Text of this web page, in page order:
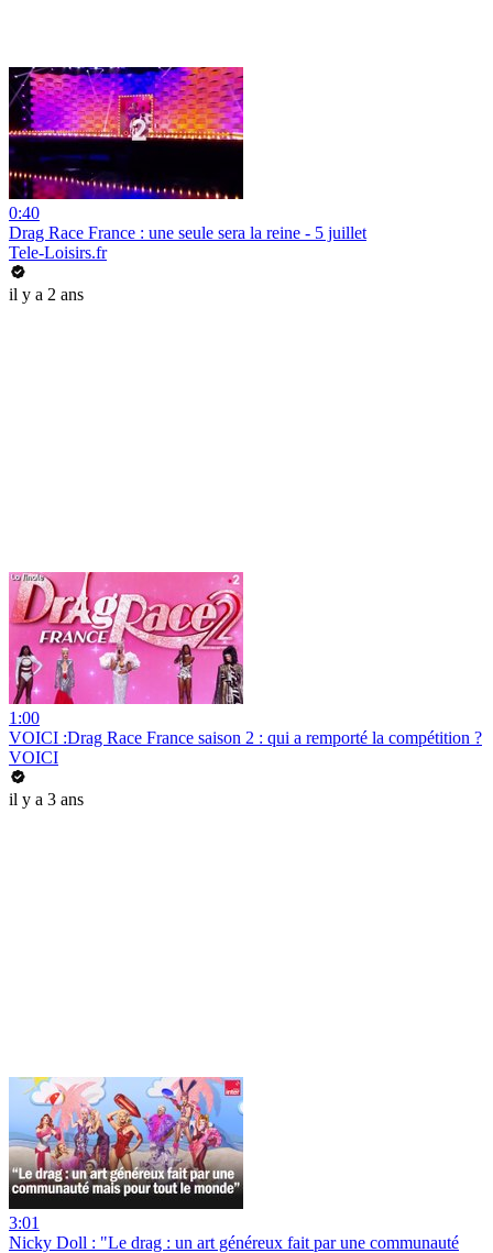
0:40
Drag Race France : une seule sera la reine - 5 juillet
Tele-Loisirs.fr
il y a 2 ans
1:00
VOICI :Drag Race France saison 2 : qui a remporté la compétition ?
VOICI
il y a 3 ans
3:01
Nicky Doll : "Le drag : un art généreux fait par une communauté